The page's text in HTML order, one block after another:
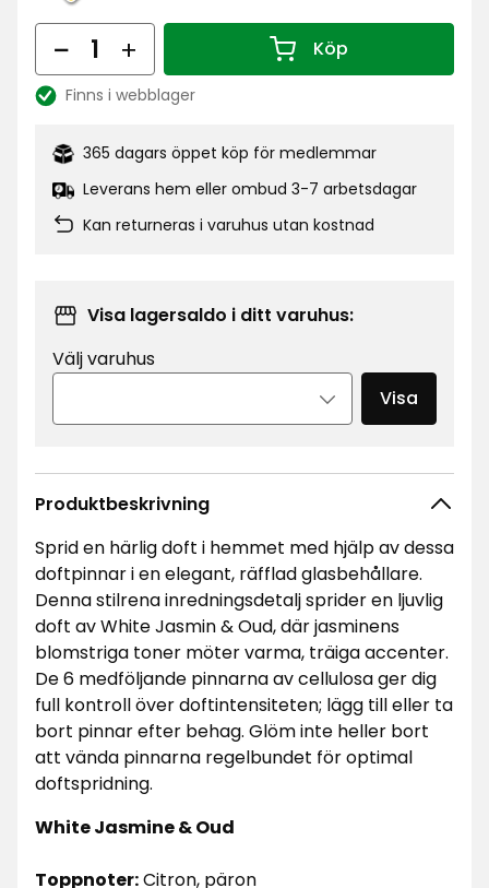
Antal Köp
Antal 1
Lagersaldo:
Finns i webblager
365 dagars öppet köp för medlemmar
Leverans hem eller ombud 3-7 arbetsdagar
Kan returneras i varuhus utan kostnad
Visa lagersaldo i ditt varuhus:
Välj varuhus
Visa
Produktbeskrivning
Sprid en härlig doft i hemmet med hjälp av dessa
doftpinnar i en elegant, räfflad glasbehållare.
Denna stilrena inredningsdetalj sprider en ljuvlig
doft av White Jasmin & Oud, där jasminens
blomstriga toner möter varma, träiga accenter.
De 6 medföljande pinnarna av cellulosa ger dig
full kontroll över doftintensiteten; lägg till eller ta
bort pinnar efter behag. Glöm inte heller bort
att vända pinnarna regelbundet för optimal
doftspridning.
White Jasmine & Oud
Toppnoter:Citron, päron